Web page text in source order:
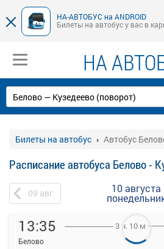
НА-АВТОБУС на ANDROID
Билеты на автобус у вас в
НА
Билеты на автобус Автобус
Расписание автобуса Белово -
09 авг 10 августа
13:35
Белово
3 ч. 10 м